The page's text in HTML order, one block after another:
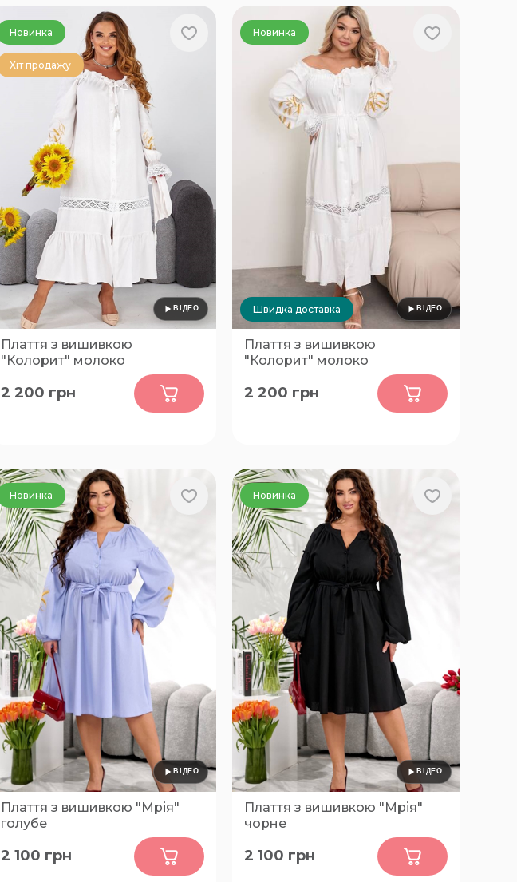
Новинка
Хіт продажу
Плаття з вишивкою
"Колорит" молоко
2 200 грн
Новинка
Швидка доставка
Плаття з вишивкою
"Колорит" молоко
2 200 грн
Новинка
Плаття з вишивкою "Мрія"
голубе
2 100 грн
Новинка
Плаття з вишивкою "Мрія"
чорне
2 100 грн